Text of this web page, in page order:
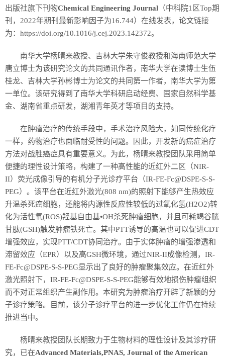
出版社旗下刊物Chemical Engineering Journal （中科院1区Top期
刊，2022年期刊最新影响因子为16.744）在线发表，论文链接
为：https://doi.org/10.1016/j.cej.2023.142372。
南华大学杨晴来教授、吉林大学朱守俊教授和海南师范大学
唐立博士为该研究论文的共同通讯作者，南华大学在读博士生伍
桂龙、吉林大学孙彬博士为论文的共同第一作者，南华大学为第
一单位。该研究得到了南华大学科研启动经费、国家自然科学基
金、湖南省重点研发，湖湘青年英才等项目的支持。
在肿瘤治疗的传统手段中，手术治疗风险大，如同传统化疗
一样，药物治疗也面临耐受性的问题。因此，开发新的癌症治疗
方法对战胜癌症具有重要意义。为此，杨晴来教授团队采用简单
便捷的理性设计策略，构建了一种高性能的近红外二区（NIR-
II）荧光成像引导的有机分子光诊疗平台（IR-FE-Fc@DSPE-S-S-
PEG）。该平台在近红外激光(808 nm)的照射下能够产生热效应
升温杀死癌细胞，还能将内源性反应性较低的过氧化氢(H2O2)转
化为活性氧(ROS)羟基自由基•OH杀死肿瘤细胞，并且可耗竭谷胱
甘肽(GSH)触发肿瘤铁死亡。其中PTT诱导的高温也可以促进CDT
增强效应，实现PTT/CDT协同治疗。由于实体肿瘤的增强渗透和
滞留效应（EPR）以及高GSH微环境，通过NIR-II成像检测，IR-
FE-Fc@DSPE-S-S-PEG显示出了良好的肿瘤聚集效应。在近红外
激光照射下，IR-FE-Fc@DSPE-S-S-PEG能够有效地损伤肿瘤组织
而不对正常组织产生副作用。本研究为肿瘤治疗开辟了新颖的分
子诊疗策略。目前，该分子诊疗平台的进一步优化工作仍在持续
推进当中。
杨晴来教授团队长期致力于生物材料的理性设计及其诊疗研
究，已在Advanced Materials,PNAS, Journal of the American